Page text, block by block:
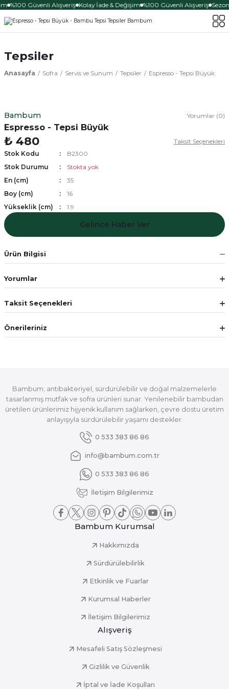
%100 Güvenli Alışveriş Kolay İade & Değişim %100 Güvenli Alışveriş
Tepsiler
Anasayfa Sofra Servis ve Sunum Tepsiler Espresso - Tepsi Büyük
Bambum Yorumlar (0)
Espresso - Tepsi Büyük
₺ 480
Taksit Seçenekleri
Stok Kodu
B2300
Stok Durumu
Stokta yok
En (cm)
35
Boy (cm)
16
Yükseklik (cm)
1.9
Gelince Haber Ver
Ürün Bilgisi
Yorumlar
Taksit Seçenekleri
Önerileriniz
Bambum; antibakteriyel, sürdürülebilir ve doğal malzemelerle
tasarlanmış mutfak ve sofra ürünleri sunar. Yenilenebilir bambudan
üretilen ürünlerimiz hijyenik kullanım sağlarken, çevre dostu üretim
anlayışıyla sürdürülebilir yaşamı destekler.
0 533 383 86 86
info@bambum.com.tr
0 533 383 86 86
İletişim Bilgilerimiz
Bambum Kurumsal
Hakkımızda
Sürdürülebilirlik
Etkinlik ve Fuarlar
Kurumsal Haberler
İletişim Bilgilerimiz
Alışveriş
Mesafeli Satış Sözleşmesi
Gizlilik ve Güvenlik
İptal ve İade Koşulları